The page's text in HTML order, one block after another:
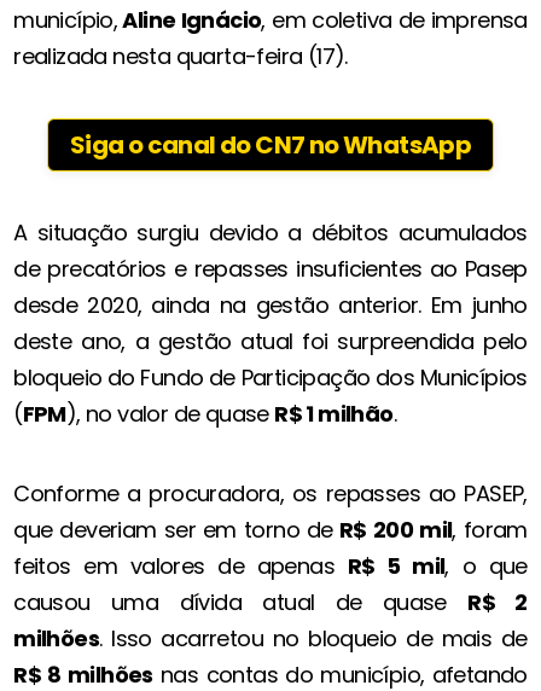
município,Aline Ignácio, em coletiva de imprensa
realizada nesta quarta-feira (17).
Siga o canal do CN7 no WhatsApp
A situação surgiu devido a débitos acumulados
de precatórios e repasses insuficientes ao Pasep
desde 2020, ainda na gestão anterior. Em junho
deste ano, a gestão atual foi surpreendida pelo
bloqueio do Fundo de Participação dos Municípios
(FPM), no valor de quase R$ 1 milhão.
Conforme a procuradora, os repasses ao PASEP,
que deveriam ser em torno deR$ 200 mil, foram
feitos em valores de apenas R$ 5 mil, o que
causou uma dívida atual de quase R$ 2
milhões. Isso acarretou no bloqueio de mais de
R$ 8 milhões nas contas do município, afetando